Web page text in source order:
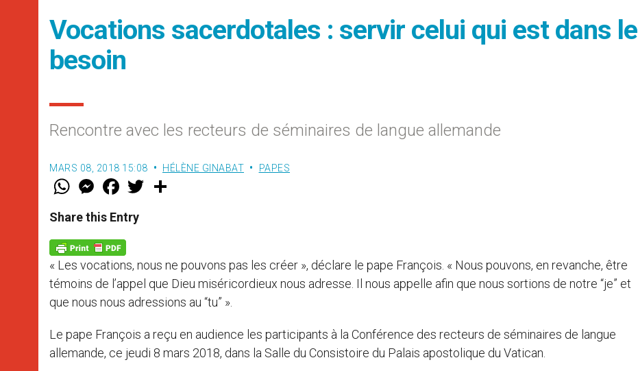
Vocations sacerdotales : servir celui qui est dans le
besoin
Rencontre avec les recteurs de séminaires de langue allemande
MARS 08, 2018 15:08 HÉLÈNE GINABAT PAPES
W
t
s
p
p
M
e
s
e
g
e
r
F
a
e
b
k
w
Share this Entry
« Les vocations, nous ne pouvons pas les créer », déclare le pape François. « Nous pouvons, en revanche, être
témoins de l’appel que Dieu miséricordieux nous adresse. Il nous appelle afin que nous sortions de notre “je” et
que nous nous adressions au “tu” ».
Le pape François a reçu en audience les participants à la Conférence des recteurs de séminaires de langue
allemande, ce jeudi 8 mars 2018, dans la Salle du Consistoire du Palais apostolique du Vatican.